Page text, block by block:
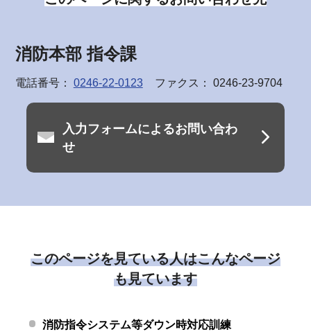
消防本部 指令課
電話番号： 0246-22-0123 ファクス： 0246-23-9704
入力フォームによるお問い合わ
せ
このページを見ている人はこんなページ
も見ています
消防指令システム等ダウン時対応訓練